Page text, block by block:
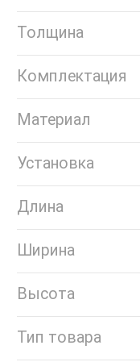
Толщина
Комплектация
Материал
Установка
Длина
Ширина
Высота
Тип товара